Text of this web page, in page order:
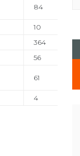
84
10
364
56
61
4